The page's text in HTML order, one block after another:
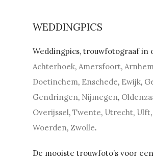
WEDDINGPICS
Weddingpics, trouwfotograaf in
Achterhoek,Amersfoort,
Doetinchem, Enschede, Ewijk,
Gendringen, Nijmegen,
Overijssel,Twente, Utrecht, Ulft
Woerden, Zwolle.
De mooiste trouwfoto’s voor